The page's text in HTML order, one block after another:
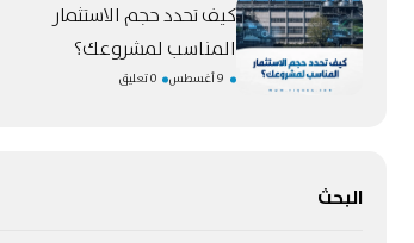
كيف تحدد حجم الاستثمار
المناسب لمشروعك؟
9 أغسطس 0 تعليق
البحث